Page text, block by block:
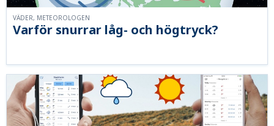
Varför snurrar låg- och högtryck?
VÄDER, METEOROLOGEN